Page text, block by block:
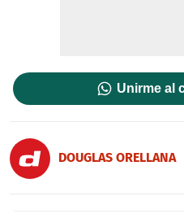
Unirme al
DOUGLAS ORELLANA